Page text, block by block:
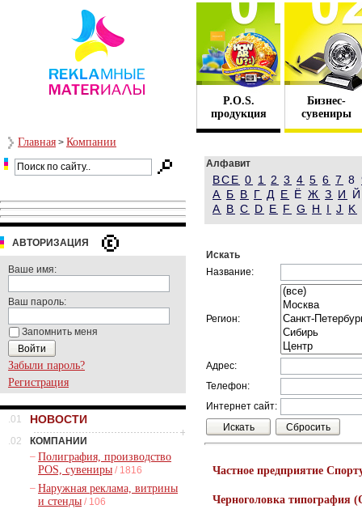
P.O.S.
продукция
Бизнес-
сувениры
Главная > Компании
АВТОРИЗАЦИЯ
Ваше имя:
Ваш пароль:
Запомнить меня
Забыли пароль?
Регистрация
.01 НОВОСТИ
.02
КОМПАНИИ
– Полиграфия, производство
POS, сувениры / 1816
– Наружная реклама, витрины
и стенды / 106
Алфавит
ВСЕ 0 1 2 3 4 5 6 7 8
А Б В Г Д Е Ё Ж З И
A B C D E F G H I J K
Искать
Название:
Регион:
Адрес:
Телефон:
Интернет сайт:
Частное предприятие
Черноголовка типография